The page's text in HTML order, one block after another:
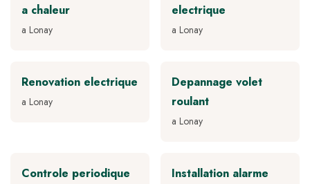
a chaleur
a Lonay
electrique
a Lonay
Renovation electrique
a Lonay
Depannage volet
roulant
a Lonay
Controle periodique
Installation alarme